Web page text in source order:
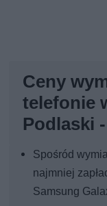
Ceny
telefonie
Podlaski
Spośród
najmniej
Samsung